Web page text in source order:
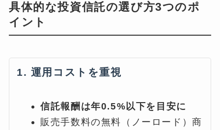
具体的な投資信託の選び方3つのポ
イント
1. 運用コストを重視
信託報酬は年0.5%以下を目安に
販売手数料の無料（ノーロード）商